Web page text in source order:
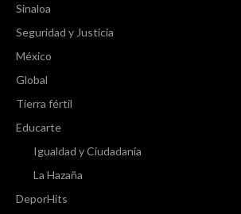
Sinaloa
Seguridad y Justicia
México
Global
Tierra fértil
Educarte
Igualdad y Ciudadanía
La Hazaña
DeporHits